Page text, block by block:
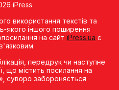
iPress
використання текстів та
якого іншого поширення
на сайт iPress.ua є
передрук чи наступне
що мiстить посилання на
суворо забороняється